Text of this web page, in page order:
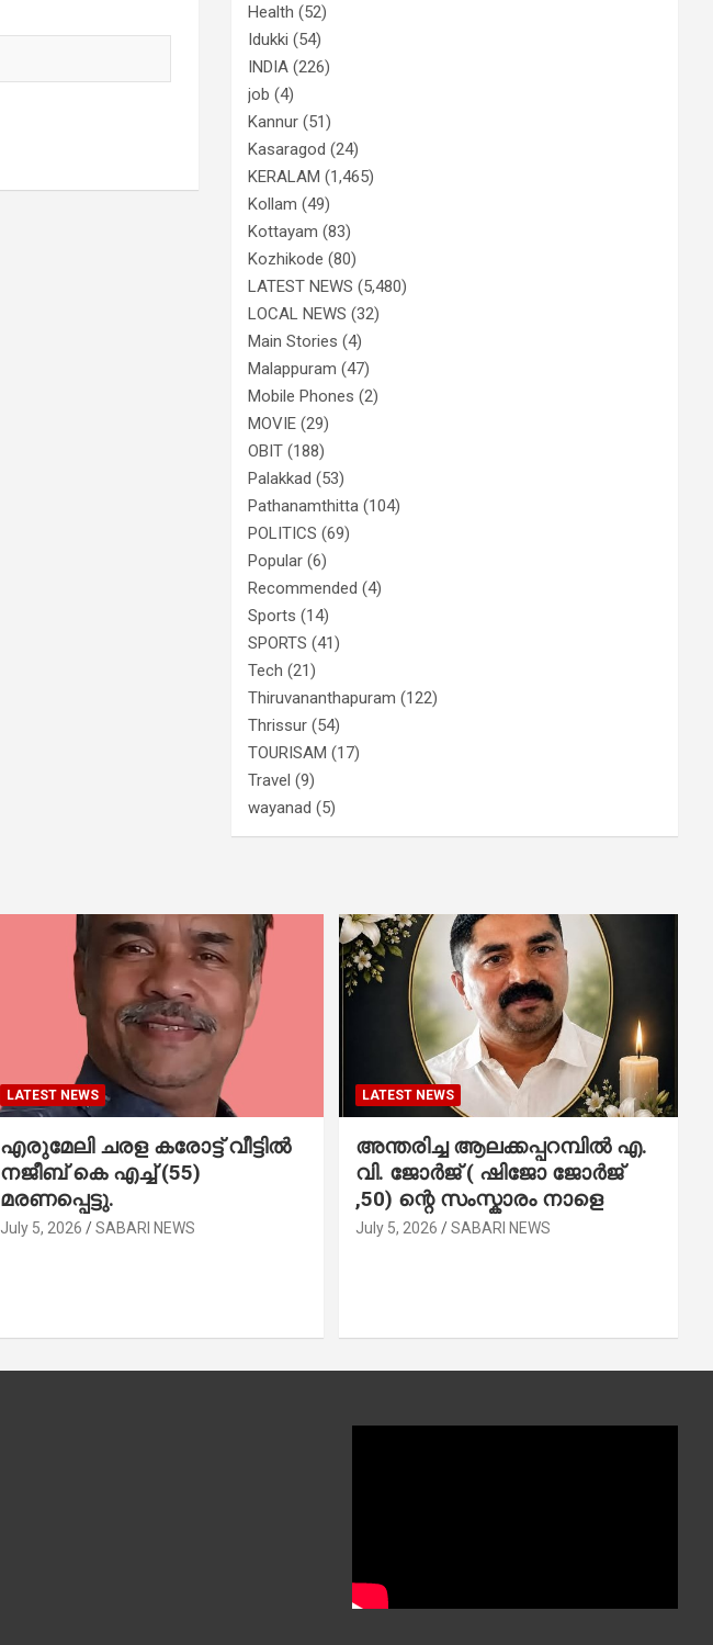
Health (52)
Idukki (54)
INDIA (226)
job (4)
Kannur (51)
Kasaragod (24)
KERALAM (1,465)
Kollam (49)
Kottayam (83)
Kozhikode (80)
LATEST NEWS (5,480)
LOCAL NEWS (32)
Main Stories (4)
Malappuram (47)
Mobile Phones (2)
MOVIE (29)
OBIT (188)
Palakkad (53)
Pathanamthitta (104)
POLITICS (69)
Popular (6)
Recommended (4)
Sports (14)
SPORTS (41)
Tech (21)
Thiruvananthapuram (122)
Thrissur (54)
TOURISAM (17)
Travel (9)
wayanad (5)
LATEST NEWS
എരുമേലി ചരള കരോട്ട് വീട്ടിൽ
നജീബ് കെ എച്ച് (55)
മരണപ്പെട്ടു.
July 5, 2026 SABARI NEWS
LATEST NEWS
അന്തരിച്ച ആ​ല​ക്ക​പ്പ​റമ്പിൽ​ എ.​
വി. ജോ​ർ​ജ് ( ഷിജോ ജോർജ്
,50) ന്റെ സംസ്കാരം നാളെ
July 5, 2026 SABARI NEWS